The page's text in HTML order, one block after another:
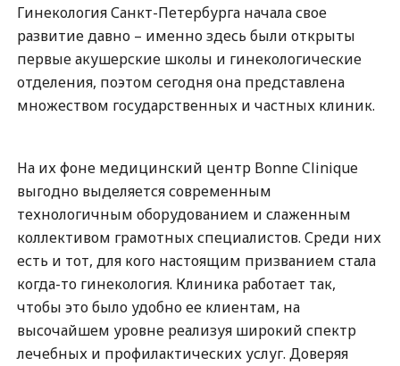
Гинекология Санкт-Петербурга начала свое
развитие давно – именно здесь были открыты
первые акушерские школы и гинекологические
отделения, поэтом сегодня она представлена
множеством государственных и частных клиник.
На их фоне медицинский центр Bonne Clinique
выгодно выделяется современным
технологичным оборудованием и слаженным
коллективом грамотных специалистов. Среди них
есть и тот, для кого настоящим призванием стала
когда-то гинекология. Клиника работает так,
чтобы это было удобно ее клиентам, на
высочайшем уровне реализуя широкий спектр
лечебных и профилактических услуг. Доверяя